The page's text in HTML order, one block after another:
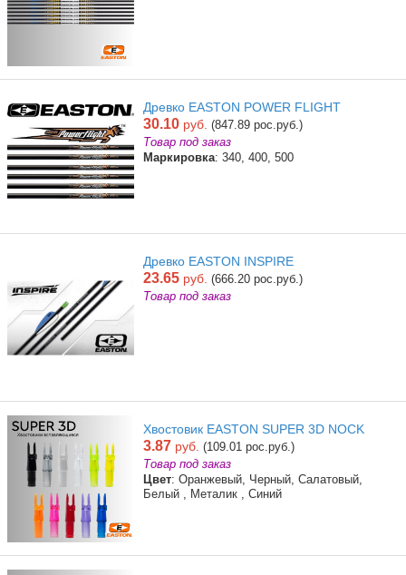
Древко EASTON POWER FLIGHT
30.10 руб. (847.89 рос.руб.)
Товар под заказ
Маркировка: 340, 400, 500
Древко EASTON INSPIRE
23.65 руб. (666.20 рос.руб.)
Товар под заказ
Хвостовик EASTON SUPER 3D NOCK
3.87 руб. (109.01 рос.руб.)
Товар под заказ
Цвет: Оранжевый, Черный, Салатовый,
Белый , Металик , Синий